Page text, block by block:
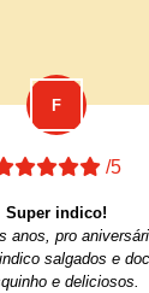
/5
Super indico!
anos, pro
salgados e
e deliciosos.